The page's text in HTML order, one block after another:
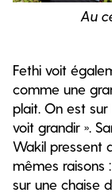
Au
Fethi voit
comme une
plait. On est
voit grandir ».
Wakil pressent
mêmes raisons
sur une chaise